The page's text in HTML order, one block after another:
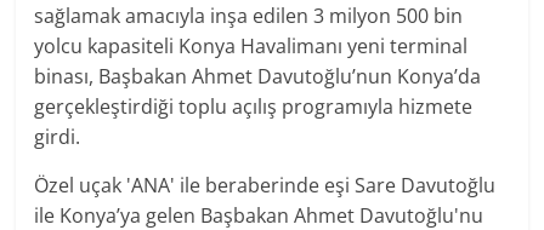
sağlamak amacıyla inşa edilen 3 milyon 500 bin
yolcu kapasiteli Konya Havalimanı yeni terminal
binası, Başbakan Ahmet Davutoğlu’nun Konya’da
gerçekleştirdiği toplu açılış programıyla hizmete
girdi.
Özel uçak 'ANA' ile beraberinde eşi Sare Davutoğlu
ile Konya’ya gelen Başbakan Ahmet Davutoğlu'nu